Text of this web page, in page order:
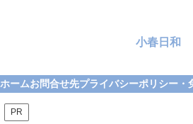
小春日和
ホームお問合せ先プライバシーポリシー・
PR